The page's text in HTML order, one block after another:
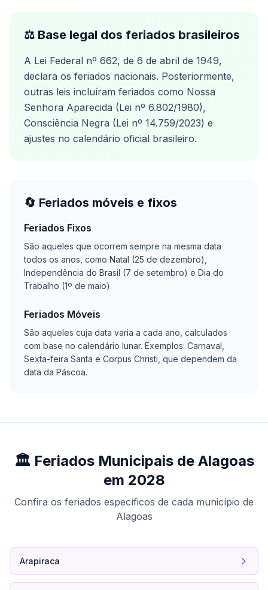
⚖️ Base legal dos feriados brasileiros
A Lei Federal nº 662, de 6 de abril de 1949,
declara os feriados nacionais. Posteriormente,
outras leis incluíram feriados como Nossa
Senhora Aparecida (Lei nº 6.802/1980),
Consciência Negra (Lei nº 14.759/2023) e
ajustes no calendário oficial brasileiro.
🔄 Feriados móveis e fixos
Feriados Fixos
São aqueles que ocorrem sempre na mesma data
todos os anos, como Natal (25 de dezembro),
Independência do Brasil (7 de setembro) e Dia do
Trabalho (1º de maio).
Feriados Móveis
São aqueles cuja data varia a cada ano, calculados
com base no calendário lunar. Exemplos: Carnaval,
Sexta-feira Santa e Corpus Christi, que dependem da
data da Páscoa.
🏛️ Feriados Municipais de Alagoas
em 2028
Confira os feriados específicos de cada município de
Alagoas
Arapiraca